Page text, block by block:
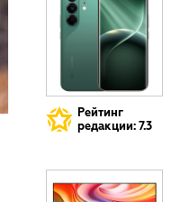
Рейтинг
редакции: 7.3